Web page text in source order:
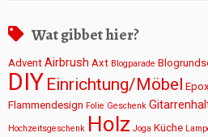
Wat gibbet hier?
Advent Airbrush Axt Blogparade
DIY Einrichtung/Möbel
Flammendesign Folie Geschenk
Hochzeitsgeschenk Holz Joga Küche